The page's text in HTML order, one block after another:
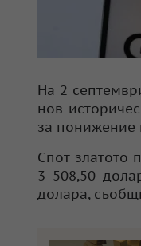
На 2
нов
за понижение
Спот златото
3 508,50
долара,